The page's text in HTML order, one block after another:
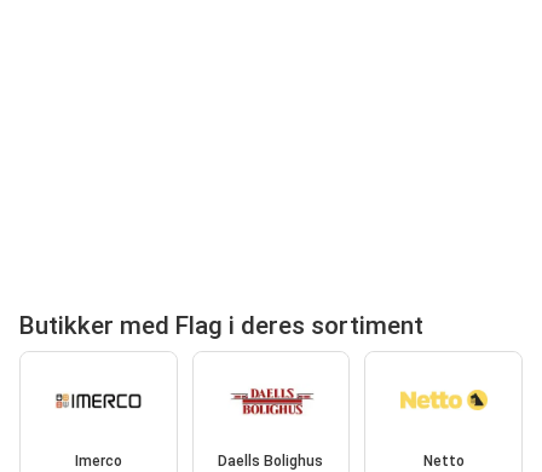
Butikker med Flag i deres sortiment
Imerco Daells Bolighus Netto